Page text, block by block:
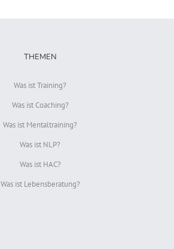
THEMEN
Was ist Training?
Was ist Coaching?
Was ist Mentaltraining?
Was ist NLP?
Was ist HAC?
Was ist Lebensberatung?